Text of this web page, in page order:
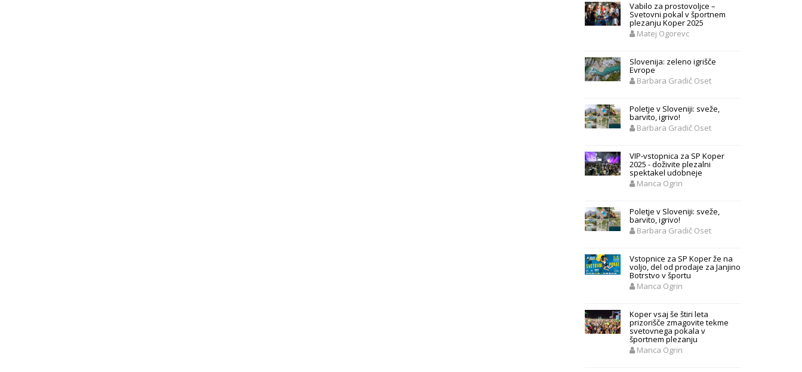
Vabilo za prostovoljce –
Svetovni pokal v športnem
plezanju Koper 2025
Matej Ogorevc
Slovenija: zeleno igrišče
Evrope
Barbara Gradič Oset
Poletje v Sloveniji: sveže,
barvito, igrivo!
Barbara Gradič Oset
VIP-vstopnica za SP Koper
2025 - doživite plezalni
spektakel udobneje
Manca Ogrin
Poletje v Sloveniji: sveže,
barvito, igrivo!
Barbara Gradič Oset
Vstopnice za SP Koper že na
voljo, del od prodaje za Janjino
Botrstvo v športu
Manca Ogrin
Koper vsaj še štiri leta
prizorišče zmagovite tekme
svetovnega pokala v
športnem plezanju
Manca Ogrin